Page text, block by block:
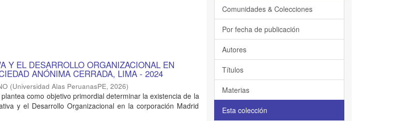
Y EL DESARROLLO ORGANIZACIONAL EN
ANÓNIMA CERRADA, LIMA - 2024
(Universidad Alas PeruanasPE,2026)
como objetivo primordial determinar la existencia de la
y el Desarrollo Organizacional en la corporación Madrid
Comunidades & Colecciones
Por fecha de publicación
Autores
Títulos
Materias
Esta colección